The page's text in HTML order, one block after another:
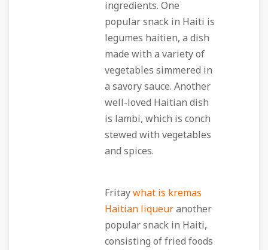
ingredients. One
popular snack in Haiti is
legumes haitien, a dish
made with a variety of
vegetables simmered in
a savory sauce. Another
well-loved Haitian dish
is lambi, which is conch
stewed with vegetables
and spices.
Fritaywhat is kremas
Haitian liqueuranother
popular snack in Haiti,
consisting of fried foods